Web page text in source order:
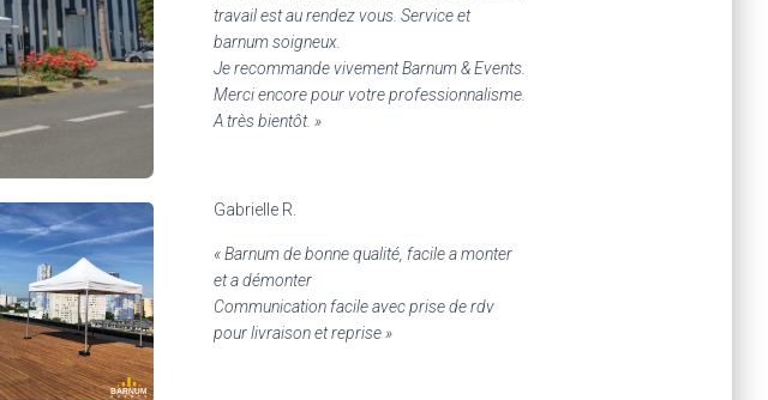
travail est au rendez vous. Service et
barnum soigneux.
Je recommande vivement Barnum & Events.
Merci encore pour votre professionnalisme.
A très bientôt. »
Gabrielle R.
«Barnum de bonne qualité, facile a monter
et a démonter
Communication facile avec prise de rdv
pour livraison et reprise »